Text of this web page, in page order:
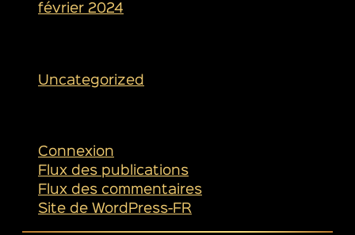
février 2024
Uncategorized
Connexion
Flux des publications
Flux des commentaires
Site de WordPress-FR